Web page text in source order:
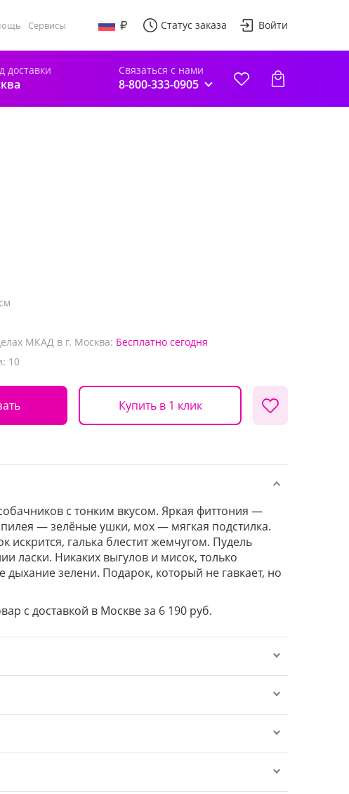
Сервисы Статус заказа Войти
доставки Связаться с нами
8-800-333-0905
см
МКАД в г. Москва: Бесплатно сегодня
10
Купить в 1 клик
с тонким вкусом. Яркая фиттония —
— зелёные ушки, мох — мягкая подстилка.
искрится, галька блестит жемчугом. Пудель
ласки. Никаких выгулов и мисок, только
дыхание зелени. Подарок, который не гавкает, но
с доставкой в Москве за 6 190 руб.